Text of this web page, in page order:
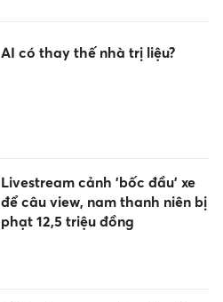
AI có thay thế nhà trị liệu?
Livestream cảnh 'bốc đầu' xe
để câu view, nam thanh niên bị
phạt 12,5 triệu đồng